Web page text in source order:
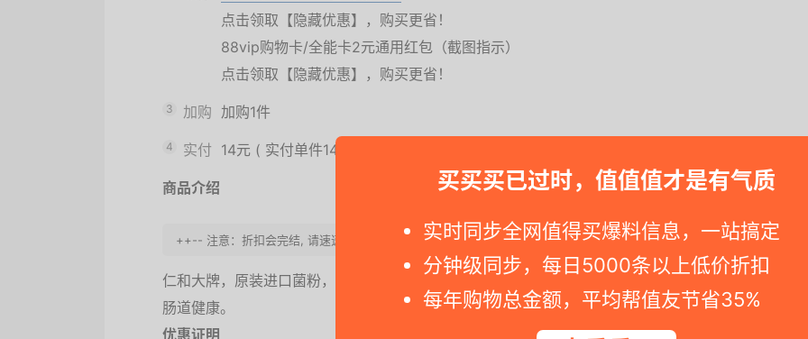
买买买已过时，值值值才是有气质
实时同步全网值得买爆料信息，一站搞定
分钟级同步，每日5000条以上低价折扣
每年购物总金额，平均帮值友节省35%
点击领取【隐藏优惠】，购买更省！
88vip购物卡/全能卡2元通用红包（截图指示）
点击领取【隐藏优惠】，购买更省！
3 加购 加购1件
4 实付 14元 ( 实付单件14元
商品介绍
++-- 注意：折扣会完结, 请速速购买。要是您点击天猫旗舰店商品页面显示标价变化，那说明特卖结束。 --++
仁和大牌，原装进口菌粉，20种菌株共生培植，高活性高含量高吸收，0蔗糖0添加剂0刺激，
肠道健康。
优惠证明